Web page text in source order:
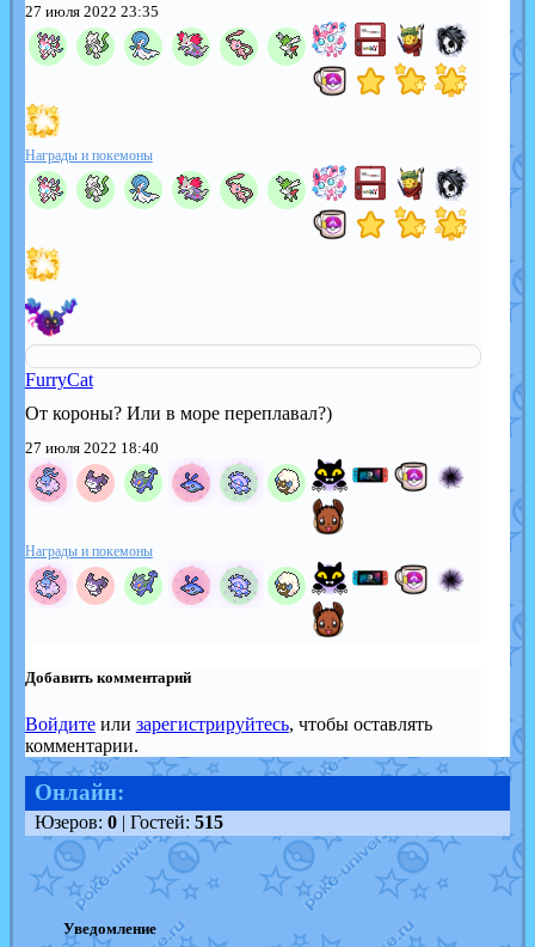
27 июля 2022 23:35
Награды и покемоны
FurryCat
От короны? Или в море переплавал?)
27 июля 2022 18:40
Награды и покемоны
Добавить комментарий
Войдитеили зарегистрируйтесь, чтобы оставлять
комментарии.
Онлайн:
Юзеров: 0| Гостей: 515
Уведомление